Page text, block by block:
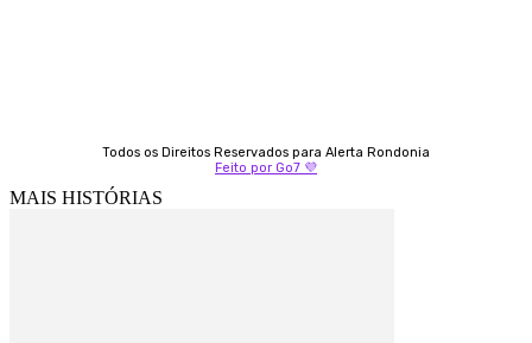
Todos os Direitos Reservados para Alerta Rondonia
Feito por Go7 💜
MAIS HISTÓRIAS